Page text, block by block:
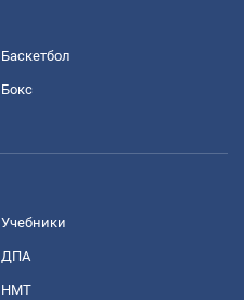
Баскетбол
Бокс
Учебники
ДПА
НМТ